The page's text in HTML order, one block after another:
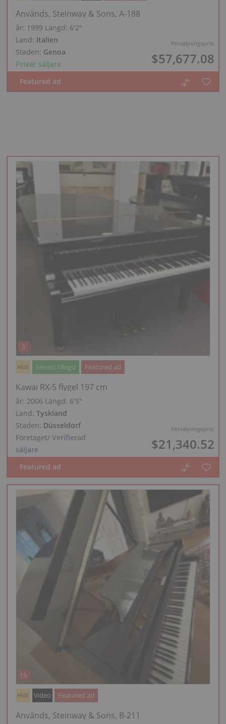
Försäljningspris:
$57,677.08
Används, Steinway & Sons, A-188
år: 1999 Längd: 6′2″
Land: Italien
Staden: Genoa
Privat säljare
Försäljningspris:
$21,340.52
Hot Senast tillagd Featured ad
Kawai RX-5 flygel 197 cm
år: 2006 Längd: 6′5″
Land: Tyskland
Staden: Düsseldorf
Företaget/ Verifierad
säljare
Hot Video Featured ad
Används, Steinway & Sons, B-211